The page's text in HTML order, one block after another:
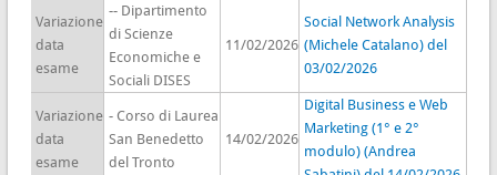
Variazione
data
esame
-- Dipartimento
di Scienze
Economiche e
Sociali DISES
11/02/2026
Social Network Analysis
(Michele Catalano) del
03/02/2026
Variazione
data
esame
- Corso di Laurea
San Benedetto
del Tronto
14/02/2026
Digital Business e Web
Marketing (1° e 2°
modulo) (Andrea